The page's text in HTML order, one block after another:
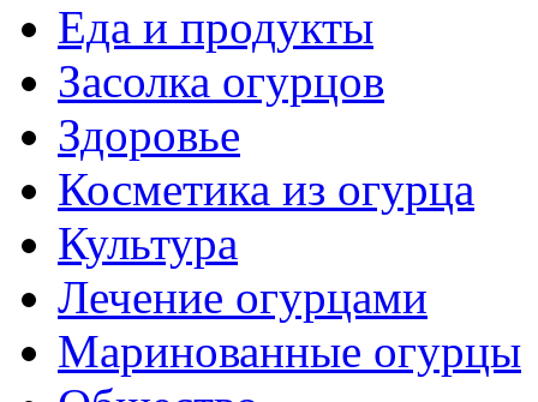
Еда и продукты
Засолка огурцов
Здоровье
Косметика из огурца
Культура
Лечение огурцами
Маринованные огурцы